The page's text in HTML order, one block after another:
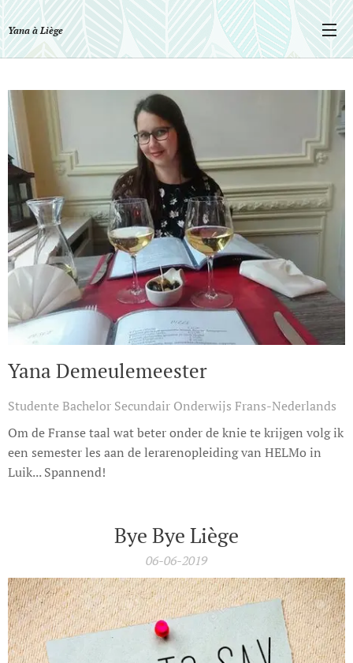
Yana à Liège
Yana Demeulemeester
Studente Bachelor Secundair Onderwijs Frans-Nederlands
Om de Franse taal wat beter onder de knie te krijgen volg ik
een semester les aan de lerarenopleiding van HELMo in
Luik... Spannend!
Bye Bye Liège
06-06-2019